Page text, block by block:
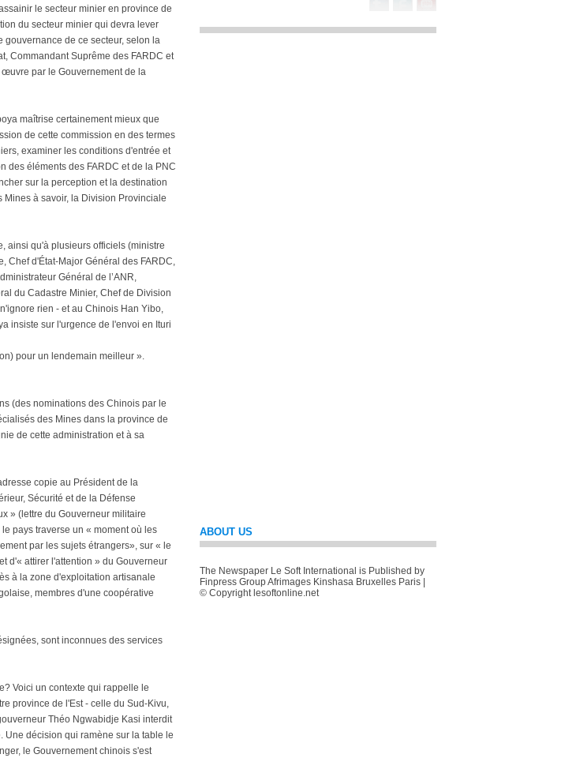
le secteur minier en province de
du secteur minier qui devra lever
de ce secteur, selon la
Commandant Suprême des FARDC et
par le Gouvernement de la
maîtrise certainement mieux que
de cette commission en des termes
examiner les conditions d'entrée et
des éléments des FARDC et de la PNC
sur la perception et la destination
à savoir, la Division Provinciale
ainsi qu'à plusieurs officiels (ministre
Chef d'État-Major Général des FARDC,
Général de l’ANR,
du Cadastre Minier, Chef de Division
rien - et au Chinois Han Yibo,
insiste sur l'urgence de l'envoi en Ituri
pour un lendemain meilleur ».
(des nominations des Chinois par le
des Mines dans la province de
de cette administration et à sa
copie au Président de la
Sécurité et de la Défense
» (lettre du Gouverneur militaire
pays traverse un « moment où les
par les sujets étrangers», sur « le
d'« attirer l'attention » du Gouverneur
à la zone d'exploitation artisanale
membres d'une coopérative
sont inconnues des services
Voici un contexte qui rappelle le
province de l'Est - celle du Sud-Kivu,
Théo Ngwabidje Kasi interdit
Une décision qui ramène sur la table le
le Gouvernement chinois s'est
ABOUT US
The Newspaper Le Soft International is Published by
Finpress Group Afrimages Kinshasa Bruxelles Paris |
© Copyright lesoftonline.net